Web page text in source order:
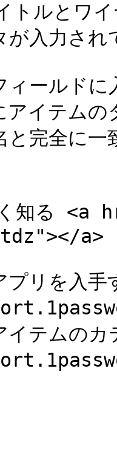
トルとワ
が入力され
ィールド
アイテム
と完全に
く知る
a>
リを入手
テムのカ